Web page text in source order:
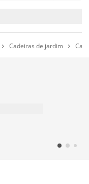
 Cadeiras de jardim 